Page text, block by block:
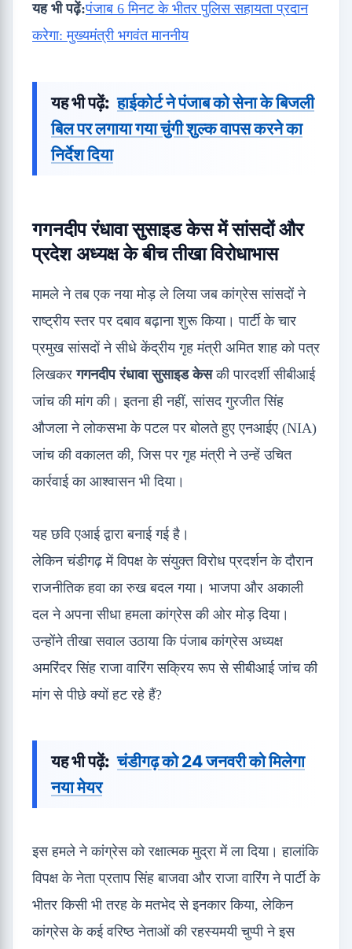
यह भी पढ़ें:पंजाब 6 मिनट के भीतर पुलिस सहायता प्रदान
करेगा: मुख्यमंत्री भगवंत माननीय
यह भी पढ़ें: हाईकोर्ट ने पंजाब को सेना के बिजली
बिल पर लगाया गया चुंगी शुल्क वापस करने का
निर्देश दिया
गगनदीप रंधावा सुसाइड केस में सांसदों और
प्रदेश अध्यक्ष के बीच तीखा विरोधाभास
मामले ने तब एक नया मोड़ ले लिया जब कांग्रेस सांसदों ने
राष्ट्रीय स्तर पर दबाव बढ़ाना शुरू किया। पार्टी के चार
प्रमुख सांसदों ने सीधे केंद्रीय गृह मंत्री अमित शाह को पत्र
लिखकरगगनदीप रंधावा सुसाइड केसकी पारदर्शी सीबीआई
जांच की मांग की। इतना ही नहीं, सांसद गुरजीत सिंह
औजला ने लोकसभा के पटल पर बोलते हुए एनआईए (NIA)
जांच की वकालत की, जिस पर गृह मंत्री ने उन्हें उचित
कार्रवाई का आश्वासन भी दिया।
यह छवि एआई द्वारा बनाई गई है।
लेकिन चंडीगढ़ में विपक्ष के संयुक्त विरोध प्रदर्शन के दौरान
राजनीतिक हवा का रुख बदल गया। भाजपा और अकाली
दल ने अपना सीधा हमला कांग्रेस की ओर मोड़ दिया।
उन्होंने तीखा सवाल उठाया कि पंजाब कांग्रेस अध्यक्ष
अमरिंदर सिंह राजा वारिंग सक्रिय रूप से सीबीआई जांच की
मांग से पीछे क्यों हट रहे हैं?
यह भी पढ़ें: चंडीगढ़ को 24 जनवरी को मिलेगा
नया मेयर
इस हमले ने कांग्रेस को रक्षात्मक मुद्रा में ला दिया। हालांकि
विपक्ष के नेता प्रताप सिंह बाजवा और राजा वारिंग ने पार्टी के
भीतर किसी भी तरह के मतभेद से इनकार किया, लेकिन
कांग्रेस के कई वरिष्ठ नेताओं की रहस्यमयी चुप्पी ने इस